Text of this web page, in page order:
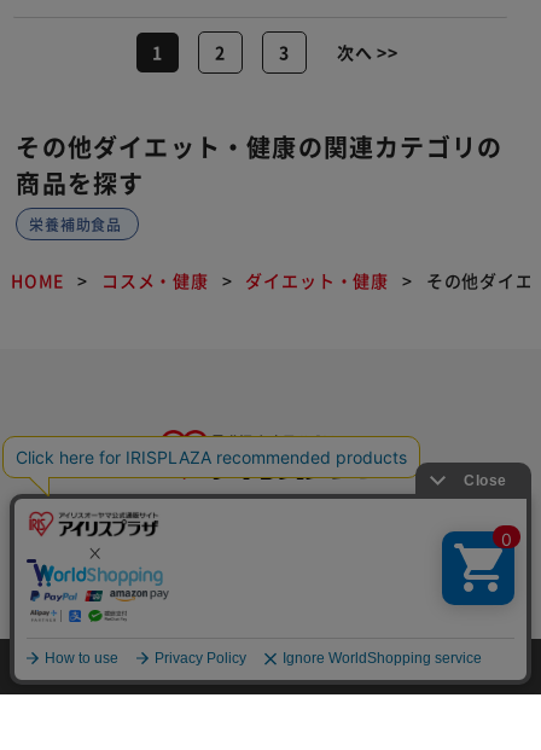
1 2 3 次へ >>
その他ダイエット・健康の関連カテゴリの
商品を探す
栄養補助食品
HOME コスメ・健康 ダイエット・健康 その他ダイエ
セキュリティ・プライバシーポリシー
HOME 探す ログイン お気に入り お知らせ